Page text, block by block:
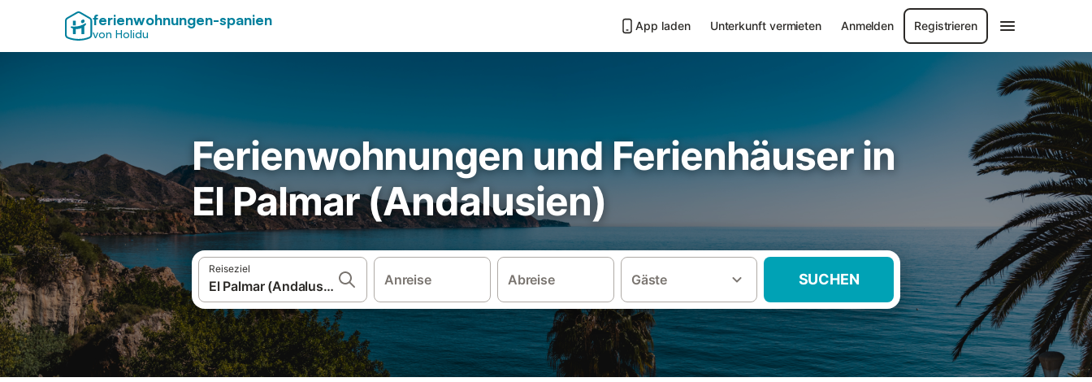
ferienwohnungen-spanien
von Holidu
App laden Unterkunft vermieten Anmelden Registrieren
Ferienwohnungen und Ferienhäuser in
El Palmar (Andalusien)
Reiseziel
Anreise Abreise Gäste SUCHEN